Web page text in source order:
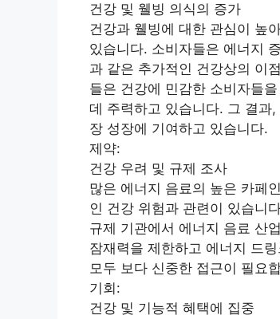
건강 및 웰빙 의식의 증가
건강과 웰빙에 대한 관심이 높
있습니다. 소비자들은 에너지
과 같은 추가적인 건강상의 이
들은 건강에 민감한 소비자들
데 주력하고 있습니다. 그 결과
장 성장에 기여하고 있습니다.
제약:
건강 우려 및 규제 조사
많은 에너지 음료의 높은 카페
인 건강 위험과 관련이 있습니
규제 기관에서 에너지 음료 산
잠재력을 제한하고 에너지 드
모두 보다 신중한 접근이 필요
기회:
건강 및 기능적 혜택에 집중